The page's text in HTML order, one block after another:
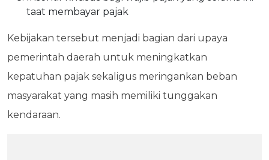
taat membayar pajak
Kebijakan tersebut menjadi bagian dari upaya
pemerintah daerah untuk meningkatkan
kepatuhan pajak sekaligus meringankan beban
masyarakat yang masih memiliki tunggakan
kendaraan.